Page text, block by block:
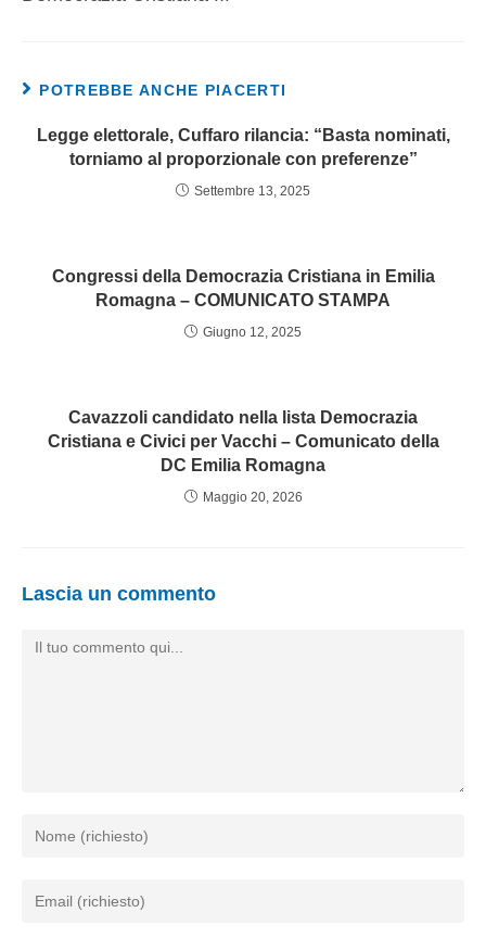
POTREBBE ANCHE PIACERTI
Legge elettorale, Cuffaro rilancia: “Basta nominati,
torniamo al proporzionale con preferenze”
Settembre 13, 2025
Congressi della Democrazia Cristiana in Emilia
Romagna – COMUNICATO STAMPA
Giugno 12, 2025
Cavazzoli candidato nella lista Democrazia
Cristiana e Civici per Vacchi – Comunicato della
DC Emilia Romagna
Maggio 20, 2026
Lascia un commento